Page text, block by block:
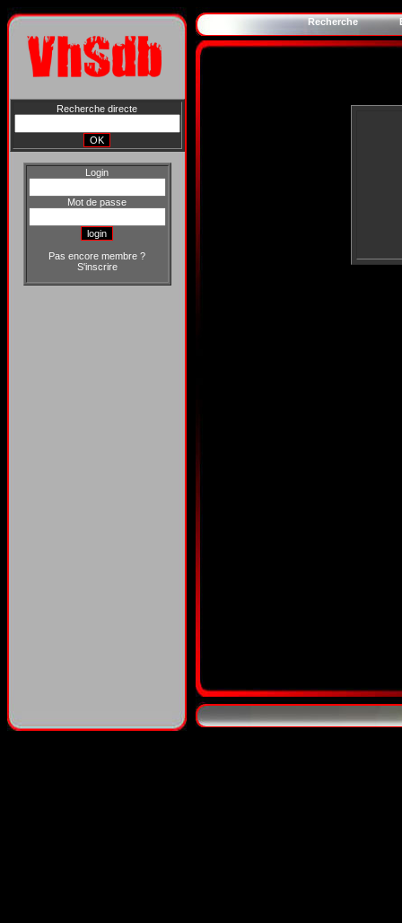
Recherche directe
Login
Mot de passe
Pas encore membre ?
S'inscrire
Recherche